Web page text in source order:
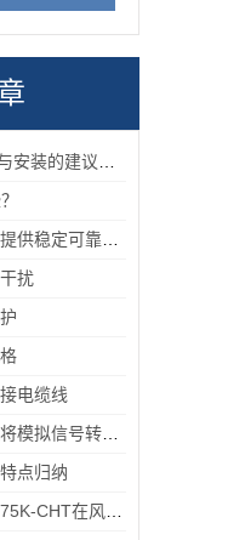
扰
电缆线
点归纳